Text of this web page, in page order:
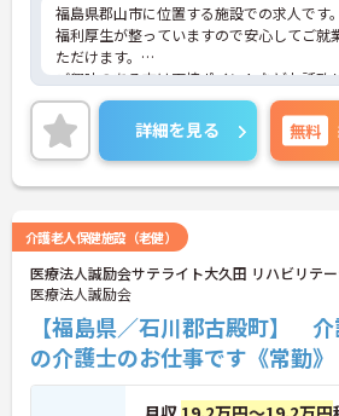
福島県郡山市に位置する施設での求人です。
福利厚生が整っていますので安心してご就
ただけます。
ご興味のある方は面接ポイントなどお話致
で、お気軽にお問い合わせをください。
詳細を見る 無料
介護老人保健施設（老健）
医療法人誠励会サテライト大久田 リハビリテ
医療法人誠励会
【福島県／石川郡古殿町】
の介護士のお仕事です《常勤》